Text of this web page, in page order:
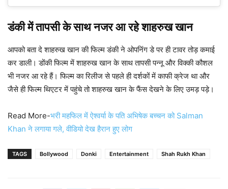
डंकी में तापसी के साथ नजर आ रहे शाहरुख खान
आपको बता दे शाहरुख खान की फिल्म डंकी ने ओपनिंग डे पर ही टावर तोड़ कमाई
कर डाली। डोंकी फिल्म में शाहरुख खान के साथ तापसी पन्नू और विक्की कौशल
भी नजर आ रहे हैं। फिल्म का रिलीज से पहले ही दर्शकों में काफी क्रेज था और
जैसे ही फिल्म थिएटर में पहुंचे तो शाहरुख खान के फैंस देखने के लिए उमड़ पड़े।
Read More-भरी महफिल में ऐश्वर्या के पति अभिषेक बच्चन को Salman
Khan ने लगाया गले, वीडियो देख हैरान हुए लोग
TAGS Bollywood Donki Entertainment Shah Rukh Khan